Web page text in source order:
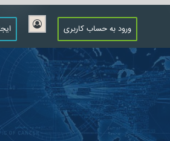
ورود به حساب کاربری